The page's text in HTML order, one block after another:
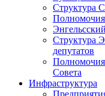
Структура
Структура
депутатов
Полномочия
Совета
Инфраструктура